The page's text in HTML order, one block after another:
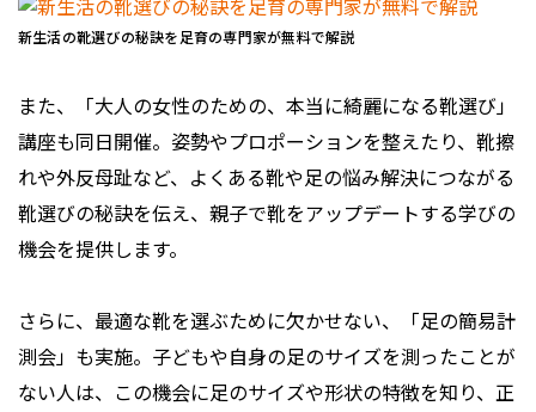
新生活の靴選びの秘訣を足育の専門家が無料で解説
また、「大人の女性のための、本当に綺麗になる靴選び」
講座も同日開催。姿勢やプロポーションを整えたり、靴擦
れや外反母趾など、よくある靴や足の悩み解決につながる
靴選びの秘訣を伝え、親子で靴をアップデートする学びの
機会を提供します。
さらに、最適な靴を選ぶために欠かせない、「足の簡易計
測会」も実施。子どもや自身の足のサイズを測ったことが
ない人は、この機会に足のサイズや形状の特徴を知り、正